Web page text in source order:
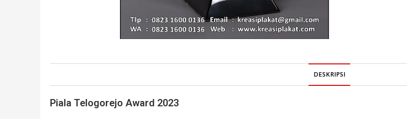
DESKRIPSI
Piala Telogorejo Award 2023